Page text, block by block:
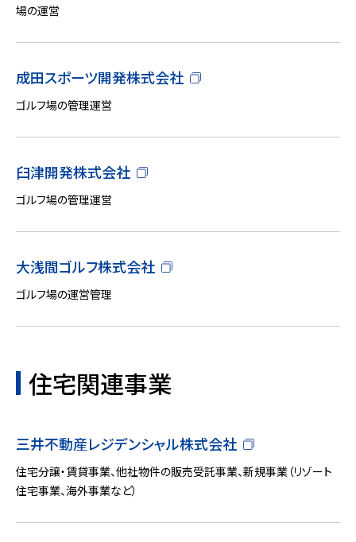
場の運営
成田スポーツ開発株式会社
ゴルフ場の管理運営
臼津開発株式会社
ゴルフ場の管理運営
大浅間ゴルフ株式会社
ゴルフ場の運営管理
住宅関連事業
三井不動産レジデンシャル株式会社
住宅分譲・賃貸事業、他社物件の販売受託事業、新規事業（リゾート
住宅事業、海外事業など）